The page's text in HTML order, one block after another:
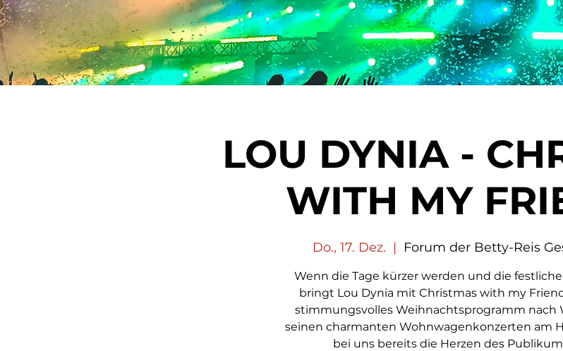
LOU DYNIA -
WITH MY
Do., 17. Dez.
  |
Forum der Betty-Reis
Wenn die Tage kürzer werden und die
bringt Lou Dynia mit Christmas with my
stimmungsvolles Weihnachtsprogramm nach
seinen charmanten Wohnwagenkonzerten am
bei uns bereits die Herzen des